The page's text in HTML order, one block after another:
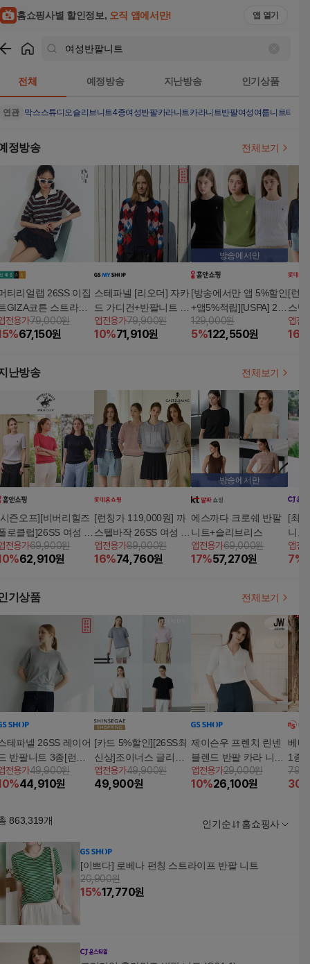
홈쇼핑사별 할인정보, 오직 앱에서만! 앱 열기
전체 예정방송 지난방송 인기상품
연관 막스스튜디오슬리브니트4종여성반팔카라니트카라니트반팔여성여름니트티셔츠
정방송 전체보기
티리얼랩 26SS 이집
GIZA코튼 스트라이
반팔 니트
전용가79,000원
%67,150원
스테파넬 [리오더] 자카
드 가디건+반팔니트 세
트
앱전용가79,900원
10%71,910원
방송에서만
[방송에서만 앱 5%할인
+앱5%적립][USPA] 26
SS 여성 코튼 반팔 니
트 3종
129,000원
5%122,550원
[런
스텔
로쉐
가
앱전
16
난방송 전체보기
즌오프][비버리힐즈
로클럽]26SS 여성 코
케이블 반팔니트 3
전용가69,900원
%62,910원
[런칭가 119,000원] 까
스텔바작 26SS 여성 크
로쉐 앙상블 2종 (메탈
가디건 1종 + 반팔 후드
앱전용가89,000원
16%74,760원
방송에서만
에스까다 크로쉐 반팔
니트+슬리브리스
앱전용가69,000원
17%57,270원
[최
니트
앱전
7%
기상품 전체보기
테파넬 26SS 레이어
반팔니트 3종[런칭
격89,900원]
전용가49,900원
%44,910원
[카드 5%할인][26SS최
신상]조이너스 글리터
반팔니트 2종
앱전용가49,900원
49,900원
제이슨우 프렌치 린넨
블렌드 반팔 카라 니트
3종 [런칭 가격 79,900
원]
앱전용가29,000원
10%26,100원
베네
1종
30
863,319개 인기순 홈쇼핑사
[이쁘다] 로베나 펀칭 스트라이프 반팔 니트
20,900원
15%17,770원